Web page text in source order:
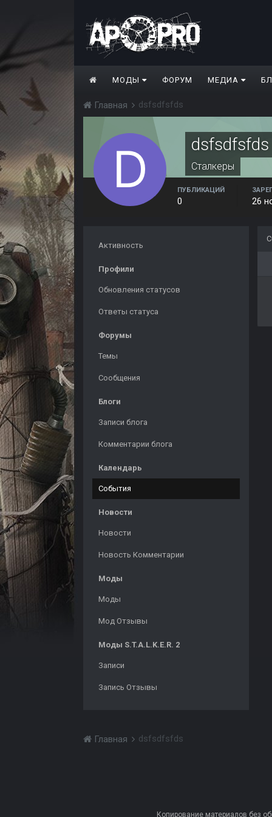
МОДЫ ФОРУМ МЕДИА
Главная dsfsdfsfds
dsfsdfsfds
Сталкеры
ПУБЛИКАЦИЙ
0 26
Активность
Профили
Обновления статусов
Ответы статуса
Форумы
Темы
Сообщения
Блоги
Записи блога
Комментарии блога
Календарь
События
Новости
Новости
Новость Комментарии
Моды
Моды
Мод Отзывы
Моды S.T.A.L.K.E.R. 2
Записи
Запись Отзывы
Главная dsfsdfsfds
Копирование материалов без